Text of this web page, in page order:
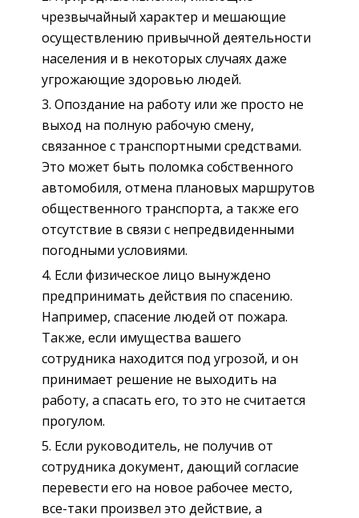
чрезвычайный характер и мешающие
осуществлению привычной деятельности
населения и в некоторых случаях даже
угрожающие здоровью людей.
Опоздание на работу или же просто не
выход на полную рабочую смену,
связанное с транспортными средствами.
Это может быть поломка собственного
автомобиля, отмена плановых маршрутов
общественного транспорта, а также его
отсутствие в связи с непредвиденными
погодными условиями.
Если физическое лицо вынуждено
предпринимать действия по спасению.
Например, спасение людей от пожара.
Также, если имущества вашего
сотрудника находится под угрозой, и он
принимает решение не выходить на
работу, а спасать его, то это не считается
прогулом.
Если руководитель, не получив от
сотрудника документ, дающий согласие
перевести его на новое рабочее место,
все-таки произвел это действие, а